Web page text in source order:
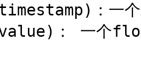
：一个
： 一个